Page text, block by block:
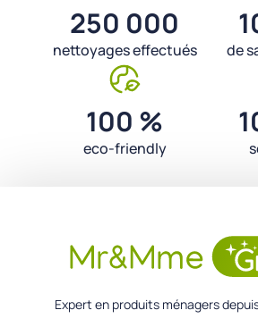
250 000
nettoyages effectués de
100 %
eco-friendly
Expert en produits ménagers